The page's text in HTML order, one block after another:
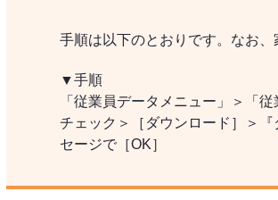
手順は以下のとおりです。なお、
▼手順
「従業員データメニュー」＞「
チェック＞［ダウンロード］＞
セージで［OK］